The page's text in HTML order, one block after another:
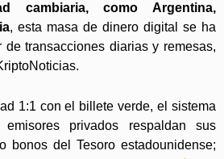
cambiaria, como Argentina,
, esta masa de dinero digital se ha
transacciones diarias y remesas,
1:1 con el billete verde, el sistema
privados respaldan sus
bonos del Tesoro estadounidense;